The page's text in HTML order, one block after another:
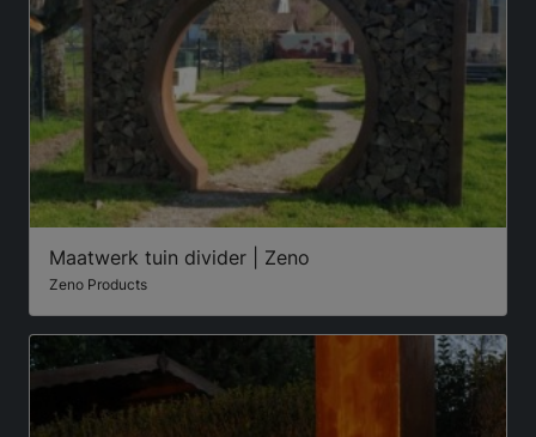
Maatwerk tuin divider | Zeno
Zeno Products